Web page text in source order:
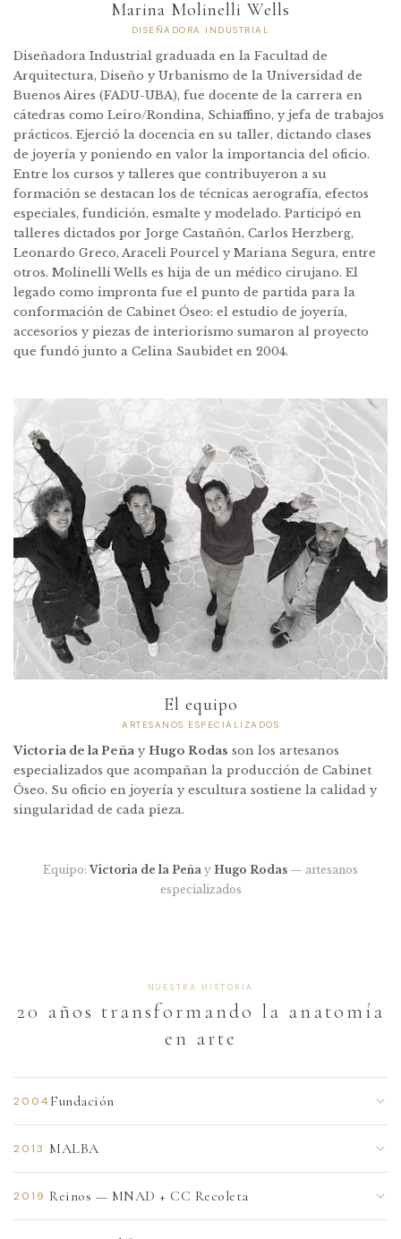
Marina Molinelli Wells
DISEÑADORA INDUSTRIAL
Diseñadora Industrial graduada en la Facultad de
Arquitectura, Diseño y Urbanismo de la Universidad de
Buenos Aires (FADU-UBA), fue docente de la carrera en
cátedras como Leiro/Rondina, Schiaffino, y jefa de trabajos
prácticos. Ejerció la docencia en su taller, dictando clases
de joyería y poniendo en valor la importancia del oficio.
Entre los cursos y talleres que contribuyeron a su
formación se destacan los de técnicas aerografía, efectos
especiales, fundición, esmalte y modelado. Participó en
talleres dictados por Jorge Castañón, Carlos Herzberg,
Leonardo Greco, Araceli Pourcel y Mariana Segura, entre
otros. Molinelli Wells es hija de un médico cirujano. El
legado como impronta fue el punto de partida para la
conformación de Cabinet Óseo: el estudio de joyería,
accesorios y piezas de interiorismo sumaron al proyecto
que fundó junto a Celina Saubidet en 2004.
El equipo
ARTESANOS ESPECIALIZADOS
Victoria de la Peña y Hugo Rodas son los artesanos
especializados que acompañan la producción de Cabinet
Óseo. Su oficio en joyería y escultura sostiene la calidad y
singularidad de cada pieza.
Equipo:Victoria de la Peña y Hugo Rodas — artesanos
especializados
NUESTRA HISTORIA
20 años transformando la anatomía
en arte
2004Fundación
Óseo. Ambas hijas de médicos, fusionan escultura y diseño
industrial en piezas que homenajean el cuerpo humano.
2013 MALBA
de Buenos Aires. La colaboración artística se formaliza a
nivel institucional.
2019 Reinos — MNAD + CC Recoleta